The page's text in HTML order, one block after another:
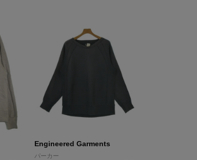
Engineered Garments
パーカー